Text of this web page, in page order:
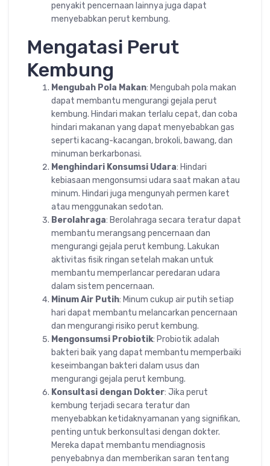
penyakit pencernaan lainnya juga dapat
menyebabkan perut kembung.
Mengatasi Perut
Kembung
Mengubah Pola Makan: Mengubah pola makan
dapat membantu mengurangi gejala perut
kembung. Hindari makan terlalu cepat, dan coba
hindari makanan yang dapat menyebabkan gas
seperti kacang-kacangan, brokoli, bawang, dan
minuman berkarbonasi.
Menghindari Konsumsi Udara: Hindari
kebiasaan mengonsumsi udara saat makan atau
minum. Hindari juga mengunyah permen karet
atau menggunakan sedotan.
Berolahraga: Berolahraga secara teratur dapat
membantu merangsang pencernaan dan
mengurangi gejala perut kembung. Lakukan
aktivitas fisik ringan setelah makan untuk
membantu memperlancar peredaran udara
dalam sistem pencernaan.
Minum Air Putih: Minum cukup air putih setiap
hari dapat membantu melancarkan pencernaan
dan mengurangi risiko perut kembung.
Mengonsumsi Probiotik: Probiotik adalah
bakteri baik yang dapat membantu memperbaiki
keseimbangan bakteri dalam usus dan
mengurangi gejala perut kembung.
Konsultasi dengan Dokter: Jika perut
kembung terjadi secara teratur dan
menyebabkan ketidaknyamanan yang signifikan,
penting untuk berkonsultasi dengan dokter.
Mereka dapat membantu mendiagnosis
penyebabnya dan memberikan saran tentang